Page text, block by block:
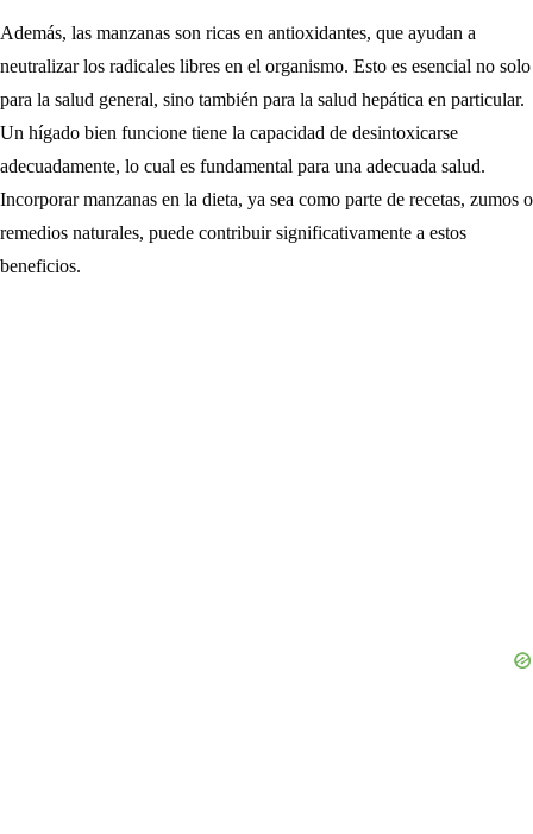
Además, las manzanas son ricas en antioxidantes, que ayudan a
neutralizar los radicales libres en el organismo. Esto es esencial no solo
para la salud general, sino también para la salud hepática en particular.
Un hígado bien funcione tiene la capacidad de desintoxicarse
adecuadamente, lo cual es fundamental para una adecuada salud.
Incorporar manzanas en la dieta, ya sea como parte de recetas, zumos o
remedios naturales, puede contribuir significativamente a estos
beneficios.